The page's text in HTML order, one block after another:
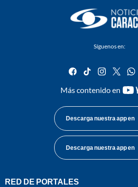
Síguenos en:
facebook
tiktok
Más contenido en
Descarga nuestra app en
Descarga nuestra app en
RED DE PORTALES